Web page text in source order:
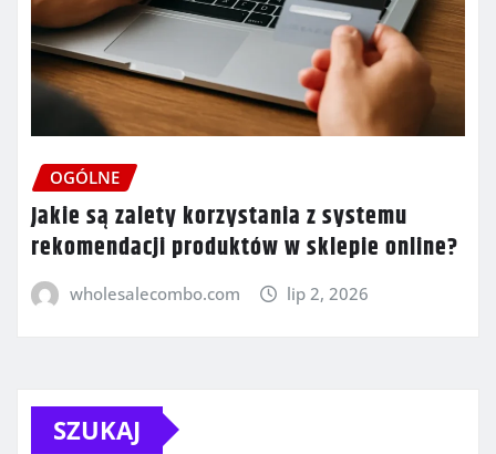
OGÓLNE
Jakie są zalety korzystania z systemu
rekomendacji produktów w sklepie online?
wholesalecombo.com lip 2, 2026
SZUKAJ